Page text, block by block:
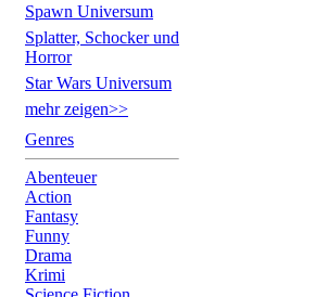
Spawn Universum
Splatter, Schocker und
Horror
Star Wars Universum
mehr zeigen>>
Genres
Abenteuer
Action
Fantasy
Funny
Drama
Krimi